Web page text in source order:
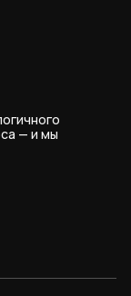
и
планов,
и
— и мы